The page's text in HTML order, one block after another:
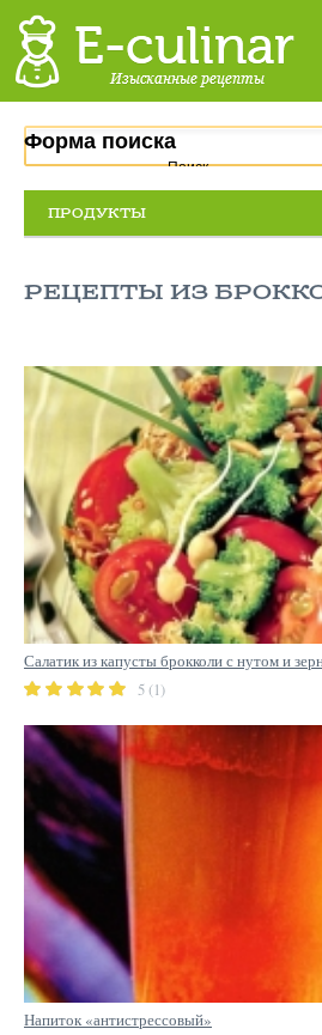
Форма поиска
Поиск
ПРОДУКТЫ
РЕЦЕПТЫ ИЗ
Салатик из капусты брокколи с нутом и
5 (1)
Напиток «антистрессовый»